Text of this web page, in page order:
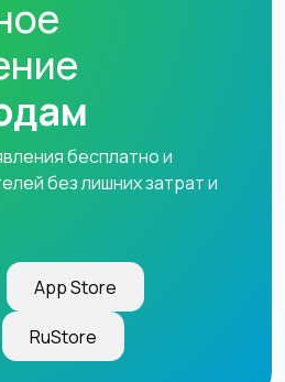
бесплатно и
без лишних затрат и
App Store
RuStore